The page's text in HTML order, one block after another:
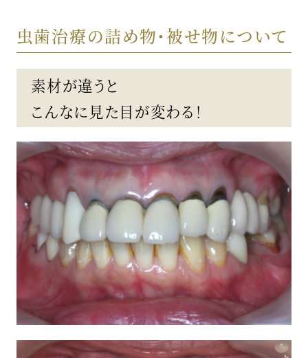
虫歯治療の詰め物・被せ物について
素材が違うと
こんなに見た目が変わる！